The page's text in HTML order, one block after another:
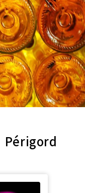
Périgord